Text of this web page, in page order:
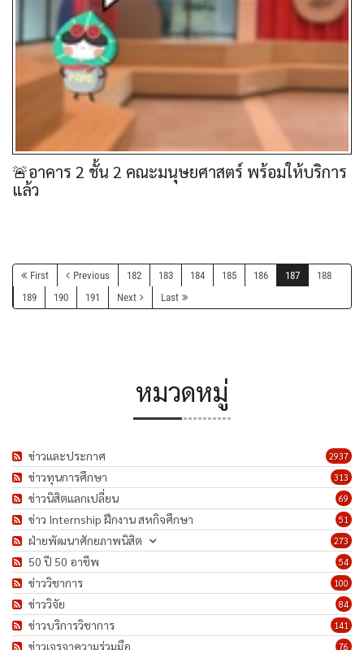
🚨อาคาร 2 ชั้น 2 คณะมนุษยศาสตร์ พร้อมให้บริการ
แล้ว
First Previous 182 183 184 185 186 187
188
189
190 191 Next Last
หมวดหมู่
2937
ข่าวและประกาศ
313
ข่าวทุนการศึกษา
69
ข่าวนิสิตแลกเปลี่ยน
51
ข่าว Internship ฝึกงาน สหกิจศึกษา
273
ฝ่ายพัฒนาศักยภาพนิสิต
54
50 ปี 50 อาชีพ
100
ข่าววิชาการ
84
ข่าววิจัย
141
ข่าวบริการวิชาการ
76
ข่าวเจรจาความร่วมมือ